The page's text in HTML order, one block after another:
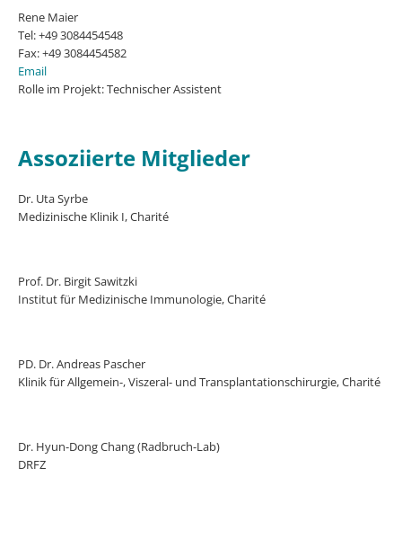
Rene Maier
Tel: +49 3084454548
Fax: +49 3084454582
Email
Rolle im Projekt: Technischer Assistent
Assoziierte Mitglieder
Dr. Uta Syrbe
Medizinische Klinik I, Charité
Prof. Dr. Birgit Sawitzki
Institut für Medizinische Immunologie, Charité
PD. Dr. Andreas Pascher
Klinik für Allgemein-, Viszeral- und Transplantationschirurgie, Charité
Dr. Hyun-Dong Chang (Radbruch-Lab)
DRFZ